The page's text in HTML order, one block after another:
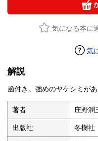
気になる本に
気
解説
函付き。強めのヤケシミがあ
著者 庄野潤
出版社 冬樹社